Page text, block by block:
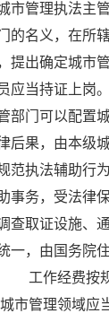
市管理执法
的名义，在
提出确定城
应当持证上
部门可以配置
后果，由本
范执法辅助
助事务，受法
查取证设施
一，由国务
工作经费按规
理领域应当